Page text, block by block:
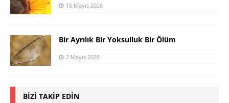
15 Mayıs 2026
Bir Ayrılık Bir Yoksulluk Bir Ölüm
2 Mayıs 2026
BIZI TAKIP EDIN